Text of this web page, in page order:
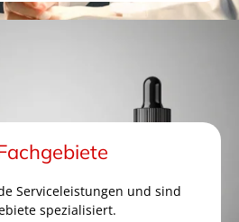
Serviceleistungen und sind
spezialisiert.